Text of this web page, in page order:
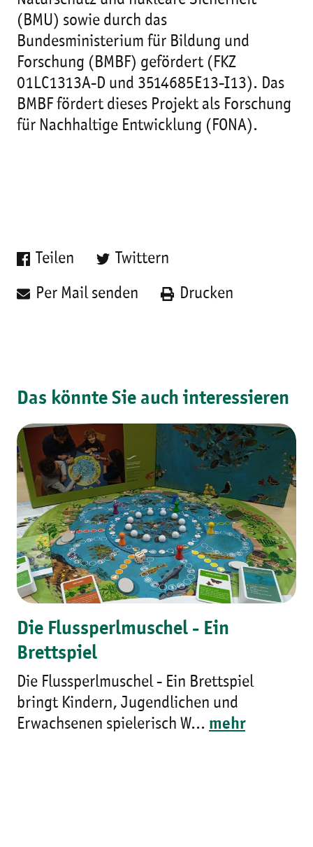
(BMU) sowie durch das
Bundesministerium für Bildung und
Forschung (BMBF) gefördert (FKZ
01LC1313A-D und 3514685E13-I13). Das
BMBF fördert dieses Projekt als Forschung
für Nachhaltige Entwicklung (FONA).
Teilen Twittern
Per Mail senden Drucken
Das könnte Sie auch interessieren
Die Flussperlmuschel - Ein
Brettspiel
Die Flussperlmuschel - Ein Brettspiel
bringt Kindern, Jugendlichen und
Erwachsenen spielerisch W... mehr